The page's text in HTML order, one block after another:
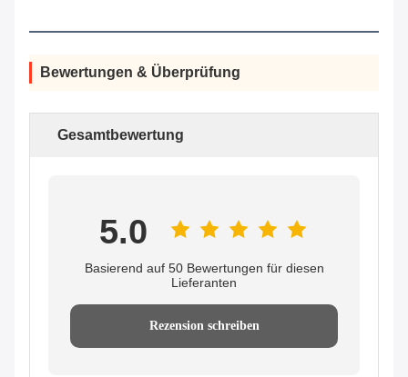
Bewertungen & Überprüfung
Gesamtbewertung
5.0
Basierend auf 50 Bewertungen für diesen
Lieferanten
Rezension schreiben